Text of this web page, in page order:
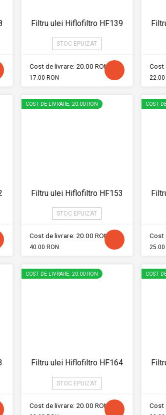
Filtru ulei Hiflofiltro HF139
STOC EPUIZAT
Cost de livrare: 20.00 RON
17.00 RON
Cost
22.00
COST DE LIVRARE: 20.00 RON
Filtru ulei Hiflofiltro HF153
STOC EPUIZAT
Cost de livrare: 20.00 RON
40.00 RON
COST
Cost
25.00
COST DE LIVRARE: 20.00 RON
Filtru ulei Hiflofiltro HF164
STOC EPUIZAT
Cost de livrare: 20.00 RON
COST
Cost